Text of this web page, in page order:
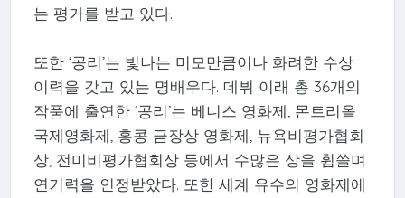
는 평가를 받고 있다.
또한 ‘공리’는 빛나는 미모만큼이나 화려한 수상
이력을 갖고 있는 명배우다. 데뷔 이래 총 36개의
작품에 출연한 ‘공리’는 베니스 영화제, 몬트리올
국제영화제, 홍콩 금장상 영화제, 뉴욕비평가협회
상, 전미비평가협회상 등에서 수많은 상을 휩쓸며
연기력을 인정받았다. 또한 세계 유수의 영화제에